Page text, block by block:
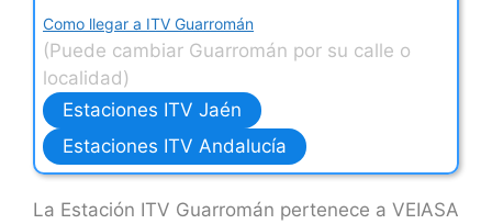
Como llegar a ITV Guarromán
(Puede cambiar Guarromán por su calle o
localidad)
Estaciones ITV Jaén
Estaciones ITV Andalucía
La Estación ITV Guarromán pertenece a VEIASA